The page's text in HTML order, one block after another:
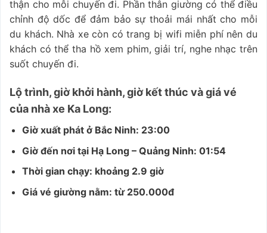
thận cho mỗi chuyến đi. Phần thân giường có thể điều
chỉnh độ dốc để đảm bảo sự thoải mái nhất cho mỗi
du khách. Nhà xe còn có trang bị wifi miễn phí nên du
khách có thể tha hồ xem phim, giải trí, nghe nhạc trên
suốt chuyến đi.
Lộ trình, giờ khởi hành, giờ kết thúc và giá vé
của nhà xe Ka Long:
Giờ xuất phát ở Bắc Ninh: 23:00
Giờ đến nơi tại Hạ Long – Quảng Ninh: 01:54
Thời gian chạy: khoảng 2.9 giờ
Giá vé giường nằm: từ 250.000đ